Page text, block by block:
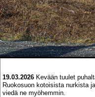
19.03.2026 Kevään tuulet
Ruokosuon kotoisista nurkista
viedä ne myöhemmin.